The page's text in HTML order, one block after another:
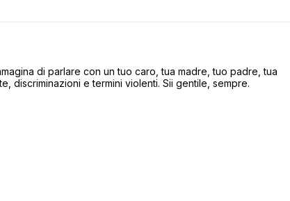
di parlare con un tuo caro, tua madre, tuo padre, tua
discriminazioni e termini violenti. Sii gentile, sempre.